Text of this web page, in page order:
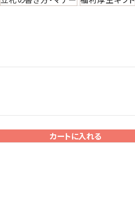
カートに入れる